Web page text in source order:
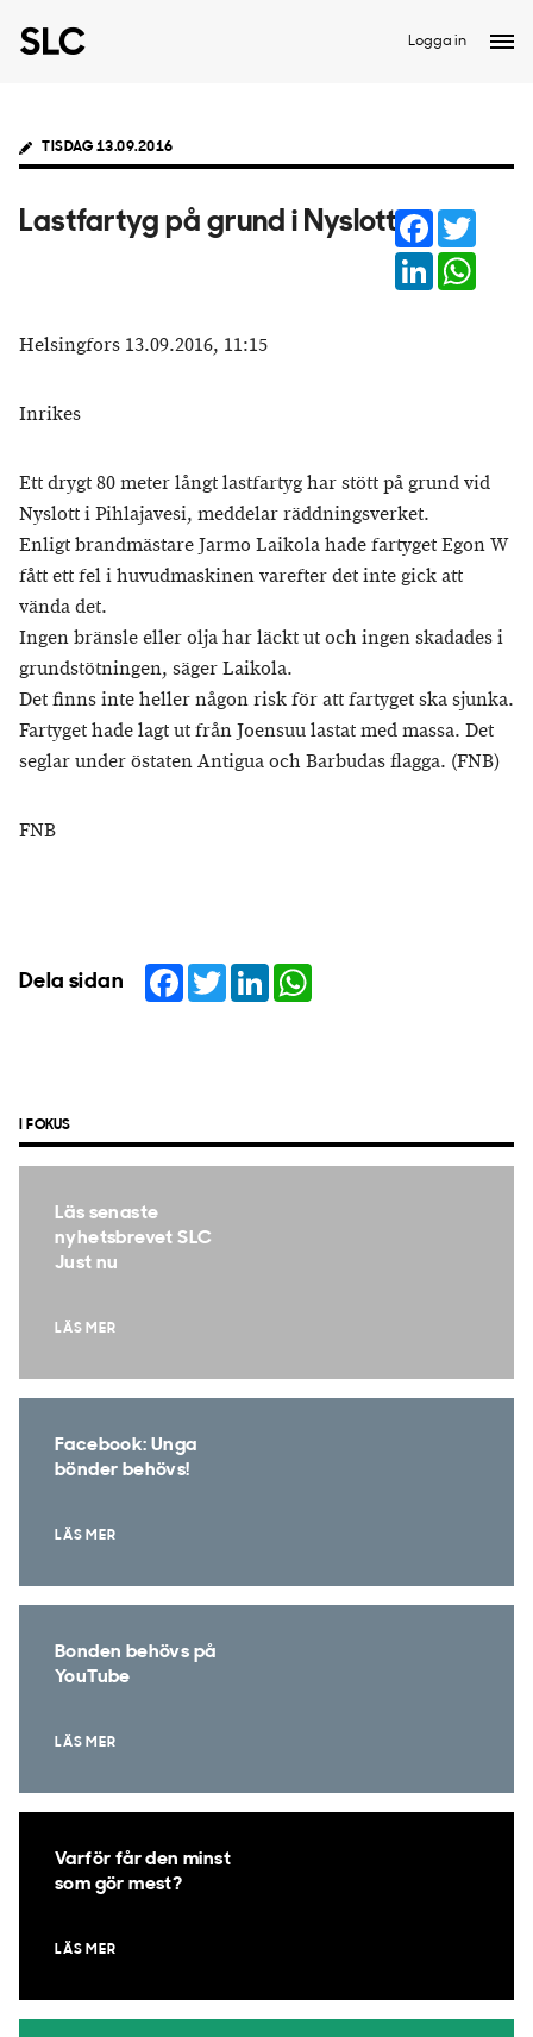
Logga in
TISDAG 13.09.2016
Lastfartyg på grund i Nyslott Facebook
LinkedIn
Helsingfors 13.09.2016, 11:15
Inrikes
Ett drygt 80 meter långt lastfartyg har stött på grund vid
Nyslott i Pihlajavesi, meddelar räddningsverket.
Enligt brandmästare Jarmo Laikola hade fartyget Egon W
fått ett fel i huvudmaskinen varefter det inte gick att
vända det.
Ingen bränsle eller olja har läckt ut och ingen skadades i
grundstötningen, säger Laikola.
Det finns inte heller någon risk för att fartyget ska sjunka.
Fartyget hade lagt ut från Joensuu lastat med massa. Det
seglar under östaten Antigua och Barbudas flagga. (FNB)
FNB
Dela sidan Facebook
TwitterLinkedIn
I FOKUS
Läs senaste
nyhetsbrevet SLC
Just nu
LÄS MER
Facebook: Unga
bönder behövs!
LÄS MER
Bonden behövs på
YouTube
LÄS MER
Varför får den minst
som gör mest?
LÄS MER